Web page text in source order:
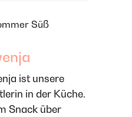
Süß
ist unsere
in der Küche.
Snack über